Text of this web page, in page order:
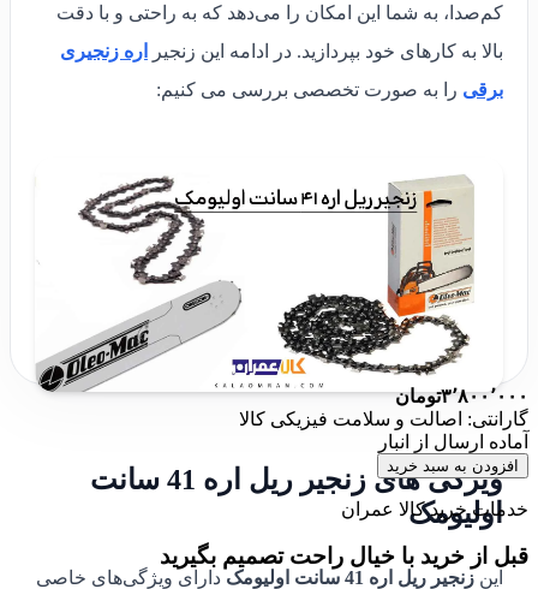
کم‌صدا، به شما این امکان را می‌دهد که به راحتی و با دقت
بالا به کارهای خود بپردازید. در ادامه این زنجیر
اره زنجیری
برقی را به صورت تخصصی بررسی می کنیم:
ویژگی های زنجیر ریل اره 41 سانت
اولیومک
این زنجیر ریل اره 41 سانت اولیومک
دارای ویژگی‌های خاصی
۳٬۸۰۰٬۰۰۰تومان
گارانتی: اصالت و سلامت فیزیکی کالا
آماده ارسال از انبار
افزودن به سبد خرید
خدمات خرید کالا عمران
قبل از خرید با خیال راحت تصمیم بگیرید